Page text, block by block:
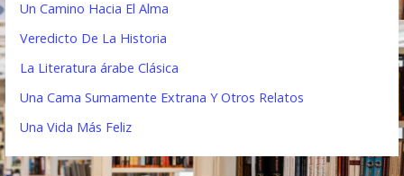
ó
n
d
Un Camino Hacia El Alma
Veredicto De La Historia
La Literatura árabe Clásica
Una Cama Sumamente Extrana Y Otros Relatos
Una Vida Más Feliz